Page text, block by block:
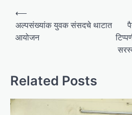
Post
navigation
⟵
अल्पसंख्यांक युवक संसदचे थाटात
आयोजन
Related Posts